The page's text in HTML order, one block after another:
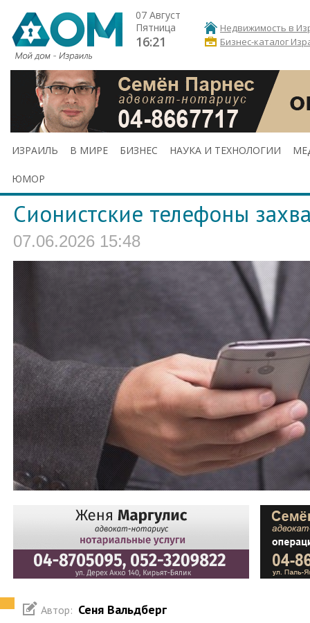
07 Август
Пятница
16:21
Недвижимость в
Бизнес-каталог
ИЗРАИЛЬ В МИРЕ БИЗНЕС НАУКА И ТЕХНОЛОГИИ
ЮМОР
Сионистские телефоны
07.06.2026 15:48
Автор: Сеня Вальдберг